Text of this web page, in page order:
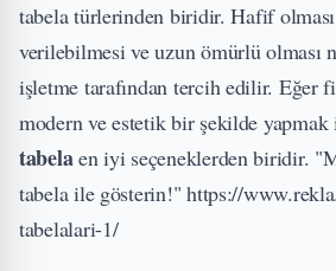
tabela türlerinden biridir. Hafif
verilebilmesi ve uzun ömürlü olması
işletme tarafından tercih edilir. Eğer
modern ve estetik bir şekilde yapmak
tabelaen iyi seçeneklerden biridir.
tabela ile gösterin!"https://
tabelalari-1/